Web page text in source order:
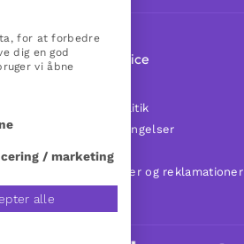
Kundeservice
Privatlivspolitik
Handelsbetingelser
Kontakt
Returneringer og reklamationer
for at forbedre
dig en god
vi åbne
/ marketing
alle